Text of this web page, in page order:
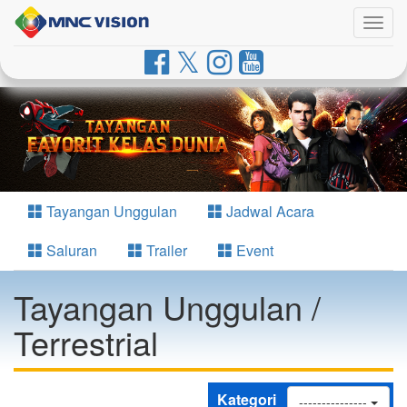
Tayangan Unggulan
Jadwal Acara
Saluran
Trailer Event
Tayangan Unggulan /
Terrestrial
Kategori ---------------